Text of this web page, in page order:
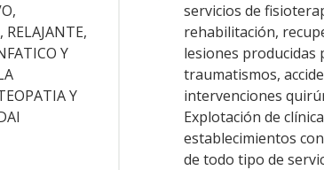
Y
Y
servicios de
rehabilitación,
lesiones producidas
traumatismos,
intervenciones
Explotación de
establecimientos
de todo tipo de